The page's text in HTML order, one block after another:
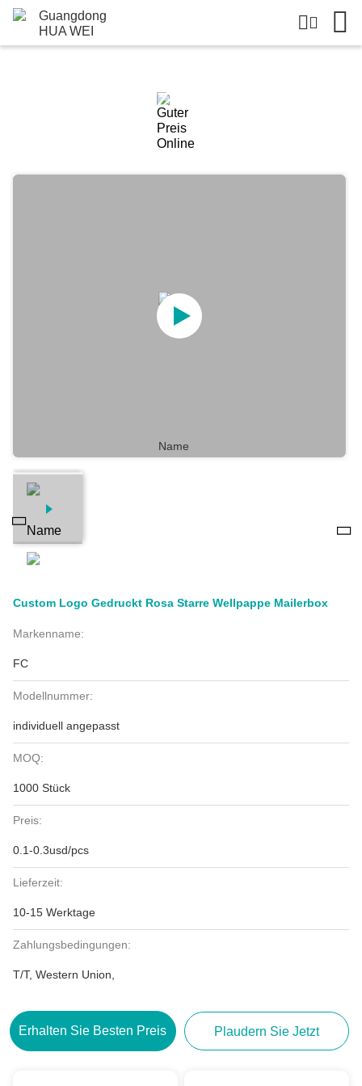
Einzelheiten Zu Den Produkten
Custom Logo Gedruckt Rosa Starre Wellpappe Mailerbox
Markenname:
FC
Modellnummer:
individuell angepasst
MOQ:
1000 Stück
Preis:
0.1-0.3usd/pcs
Lieferzeit:
10-15 Werktage
Zahlungsbedingungen:
T/T, Western Union,
Erhalten Sie Besten Preis Plaudern Sie Jetzt